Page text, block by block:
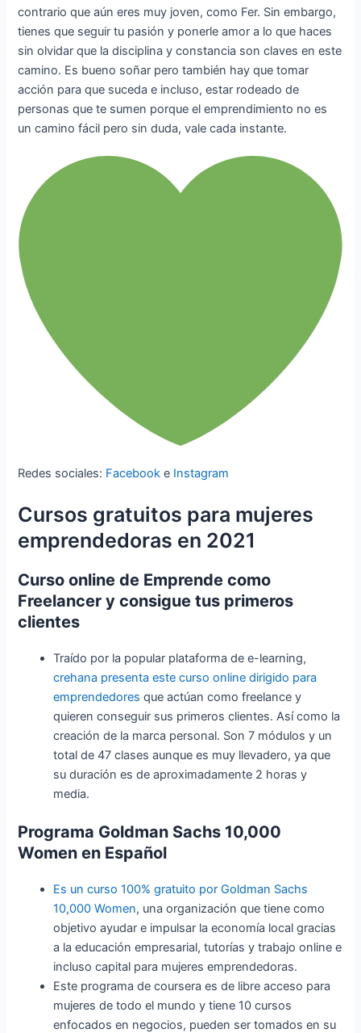
contrario que aún eres muy joven, como Fer. Sin embargo,
tienes que seguir tu pasión y ponerle amor a lo que haces
sin olvidar que la disciplina y constancia son claves en este
camino. Es bueno soñar pero también hay que tomar
acción para que suceda e incluso, estar rodeado de
personas que te sumen porque el emprendimiento no es
un camino fácil pero sin duda, vale cada instante.
Redes sociales: Facebook e Instagram
Cursos gratuitos para mujeres
emprendedoras en 2021
Curso online de Emprende como
Freelancer y consigue tus primeros
clientes
Traído por la popular plataforma de e-learning,
crehana presenta este curso online dirigido para
emprendedores que actúan como freelance y
quieren conseguir sus primeros clientes. Así como la
creación de la marca personal. Son 7 módulos y un
total de 47 clases aunque es muy llevadero, ya que
su duración es de aproximadamente 2 horas y
media.
Programa Goldman Sachs 10,000
Women en Español
Es un curso 100% gratuito por Goldman Sachs
10,000 Women, una organización que tiene como
objetivo ayudar e impulsar la economía local gracias
a la educación empresarial, tutorías y trabajo online e
incluso capital para mujeres emprendedoras.
Este programa de coursera es de libre acceso para
mujeres de todo el mundo y tiene 10 cursos
enfocados en negocios, pueden ser tomados en su